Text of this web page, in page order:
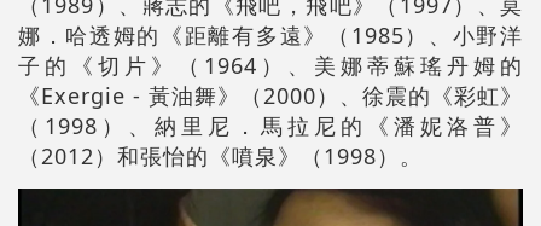
娜．哈透姆的《距離有多遠》（1985）、小野洋
子的《切片》（1964）、美娜蒂蘇瑤丹姆的
《Exergie - 黃油舞》（2000）、徐震的《彩虹》
（1998）、納里尼．馬拉尼的《潘妮洛普》
（2012）和張怡的《噴泉》（1998）。